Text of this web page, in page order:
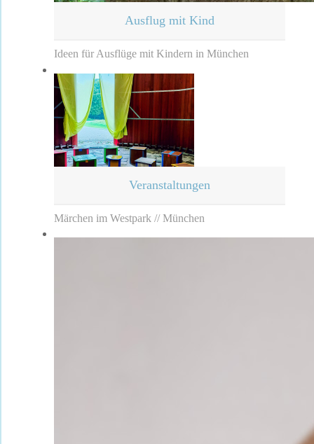
Ausflug mit Kind
Ideen für Ausflüge mit Kindern in München
Veranstaltungen
Märchen im Westpark // München